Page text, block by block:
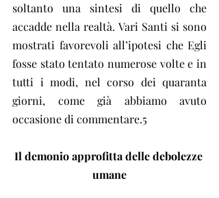
soltanto una sintesi di quello che
accadde nella realtà. Vari Santi si sono
mostrati favorevoli all’ipotesi che Egli
fosse stato tentato numerose volte e in
tutti i modi, nel corso dei quaranta
giorni, come già abbiamo avuto
occasione di commentare.5
Il demonio approfitta delle debolezze
umane